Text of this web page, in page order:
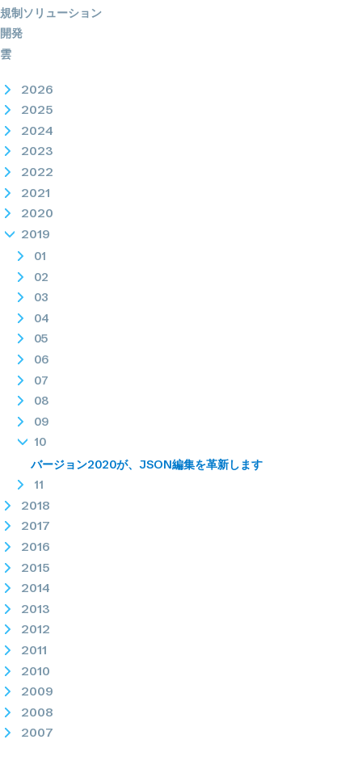
規制ソリューション
開発
雲
2026
2025
2024
2023
2022
2021
2020
2019
01
02
03
04
05
06
07
08
09
10
バージョン2020が、JSON編集を革新します
11
2018
2017
2016
2015
2014
2013
2012
2011
2010
2009
2008
2007